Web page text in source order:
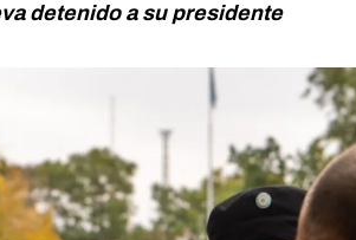
detenido a su presidente